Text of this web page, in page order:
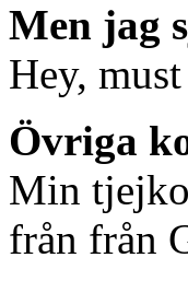
Men jag
Hey,
Övriga
Min
från från